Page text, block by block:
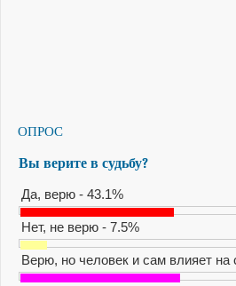
ОПРОС
Вы верите в судьбу?
Да, верю - 43.1%
Нет, не верю - 7.5%
Верю, но человек и сам влияет на